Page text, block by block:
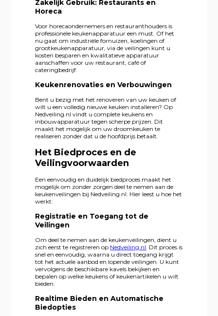
Zakelijk Gebruik: Restaurants en
Horeca
Voor horecaondernemers en restauranthouders is
professionele keukenapparatuur een must. Of het
nu gaat om industriële fornuizen, koelingen of
grootkeukenapparatuur, via de veilingen kunt u
kosten besparen en kwalitatieve apparatuur
aanschaffen voor uw restaurant, café of
cateringbedrijf.
Keukenrenovaties en Verbouwingen
Bent u bezig met het renoveren van uw keuken of
wilt u een volledig nieuwe keuken installeren? Op
Nedveiling.nl vindt u complete keukens en
inbouwapparatuur tegen scherpe prijzen. Dit
maakt het mogelijk om uw droomkeuken te
realiseren zonder dat u de hoofdprijs betaalt.
Het Biedproces en de
Veilingvoorwaarden
Een eenvoudig en duidelijk biedproces maakt het
mogelijk om zonder zorgen deel te nemen aan de
keukenveilingen bij Nedveiling.nl. Hier leest u hoe het
werkt:
Registratie en Toegang tot de
Veilingen
Om deel te nemen aan de keukenveilingen, dient u
zich eerst te registreren op Nedveiling.nl . Dit proces is
snel en eenvoudig, waarna u direct toegang krijgt
tot het actuele aanbod en lopende veilingen. U kunt
vervolgens de beschikbare kavels bekijken en
bepalen op welke keukens of keukenartikelen u wilt
bieden.
Realtime Bieden en Automatische
Biedopties